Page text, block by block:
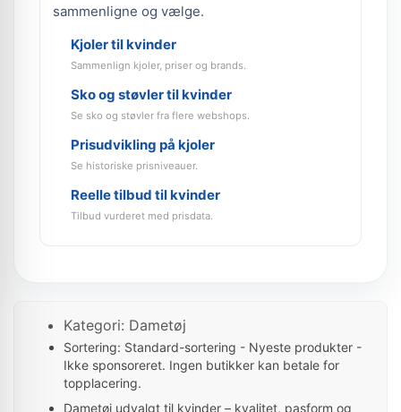
sammenligne og vælge.
Kjoler til kvinder
Sammenlign kjoler, priser og brands.
Sko og støvler til kvinder
Se sko og støvler fra flere webshops.
Prisudvikling på kjoler
Se historiske prisniveauer.
Reelle tilbud til kvinder
Tilbud vurderet med prisdata.
Kategori: Dametøj
Sortering: Standard-sortering - Nyeste produkter -
Ikke sponsoreret. Ingen butikker kan betale for
topplacering.
Dametøj udvalgt til kvinder – kvalitet, pasform og